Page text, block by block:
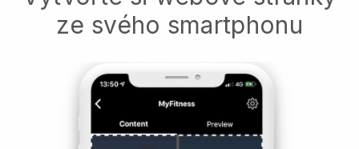
ze svého smartphonu